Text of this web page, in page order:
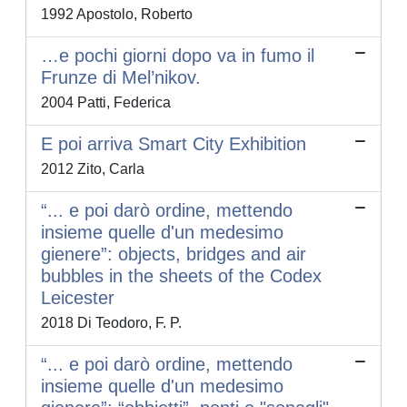
1992 Apostolo, Roberto
…e pochi giorni dopo va in fumo il
Frunze di Mel’nikov.
2004 Patti, Federica
E poi arriva Smart City Exhibition
2012 Zito, Carla
“... e poi darò ordine, mettendo
insieme quelle d'un medesimo
gienere”: objects, bridges and air
bubbles in the sheets of the Codex
Leicester
2018 Di Teodoro, F. P.
“... e poi darò ordine, mettendo
insieme quelle d'un medesimo